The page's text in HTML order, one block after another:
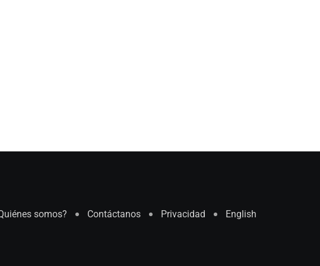
somos? Contáctanos Privacidad English